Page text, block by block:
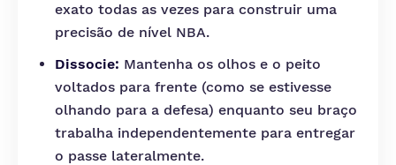
exato todas as vezes para construir uma
precisão de nível NBA.
Dissocie: Mantenha os olhos e o peito
voltados para frente (como se estivesse
olhando para a defesa) enquanto seu braço
trabalha independentemente para entregar
o passe lateralmente.